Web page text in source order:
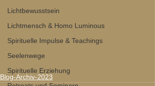
Lichtbewusstsein
Lichtmensch & Homo Luminous
Spirituelle Impulse & Teachings
Seelenwege
Spirituelle Erziehung
Blog-Archiv-2023